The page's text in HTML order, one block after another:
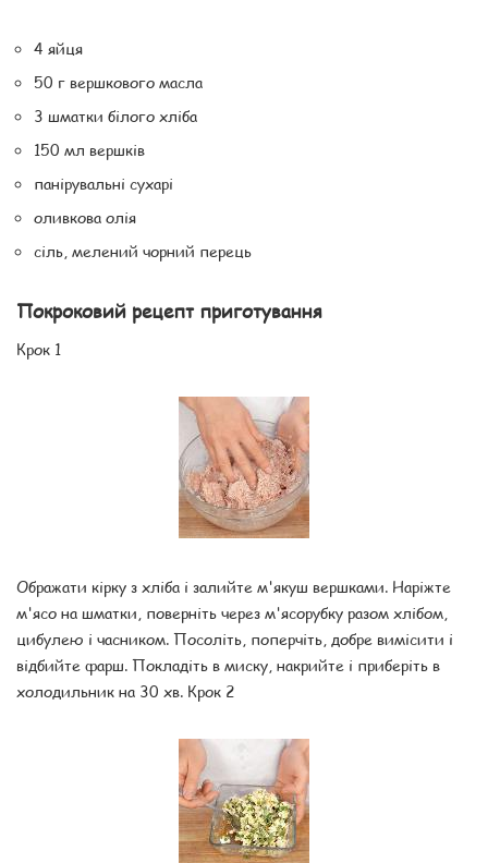
4 яйця
50 г вершкового масла
3 шматки білого хліба
150 мл вершків
панірувальні сухарі
оливкова олія
сіль, мелений чорний перець
Покроковий рецепт приготування
Крок 1
Ображати кірку з хліба і залийте м'якуш вершками. Наріжте
м'ясо на шматки, поверніть через м'ясорубку разом хлібом,
цибулею і часником. Посоліть, поперчіть, добре вимісити і
відбийте фарш. Покладіть в миску, накрийте і приберіть в
холодильник на 30 хв. Крок 2